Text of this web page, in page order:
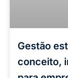
Gestão
conceito,